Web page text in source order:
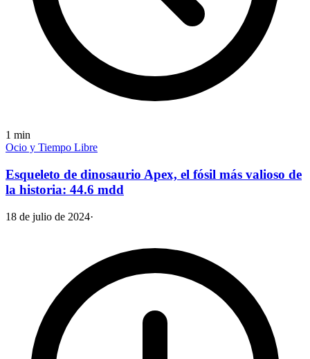
1 min
Ocio y Tiempo Libre
Esqueleto de dinosaurio Apex, el fósil más valioso de
la historia: 44.6 mdd
18 de julio de 2024·